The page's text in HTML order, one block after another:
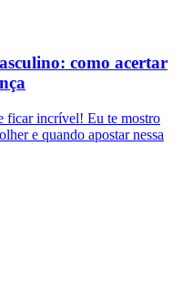
como acertar
ficar incrível! Eu te mostro
e quando apostar nessa